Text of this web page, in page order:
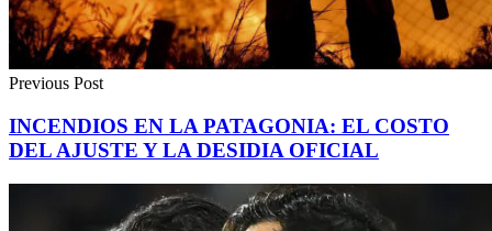
Previous Post
INCENDIOS EN LA PATAGONIA: EL COSTO
DEL AJUSTE Y LA DESIDIA OFICIAL